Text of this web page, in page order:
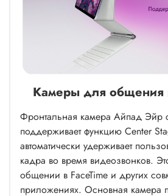
Камеры для общения
Фронтальная камера Айпад Эйр
поддерживает функцию Center
автоматически удерживает
кадра во время видеозвонков.
общении в FaceTime и других
приложениях. Основная камера